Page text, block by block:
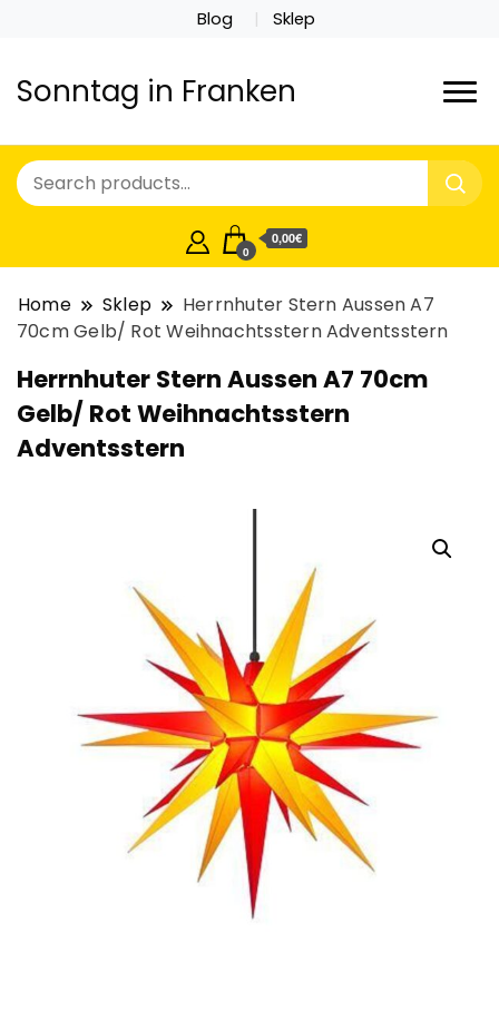
Blog Sklep
Sonntag in Franken
0
0,00€
Home Sklep
Herrnhuter Stern Aussen A7
70cm Gelb/ Rot Weihnachtsstern Adventsstern
Herrnhuter Stern Aussen A7 70cm
Gelb/ Rot Weihnachtsstern
Adventsstern